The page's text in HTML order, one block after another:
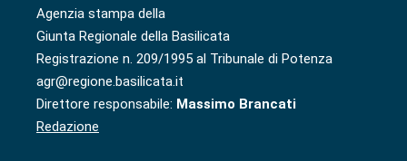
Agenzia stampa della
Giunta Regionale della Basilicata
Registrazione n. 209/1995 al Tribunale di Potenza
agr@regione.basilicata.it
Direttore responsabile: Massimo Brancati
Redazione